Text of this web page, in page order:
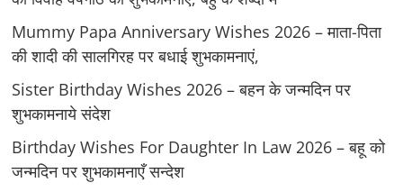
Mummy Papa Anniversary Wishes 2026 – माता-पिता
की शादी की सालगिरह पर बधाई शुभकामनाएं,
Sister Birthday Wishes 2026 – बहन के जन्मदिन पर
शुभकामनाये संदेश
Birthday Wishes For Daughter In Law 2026 – बहू को
जन्मदिन पर शुभकामनाएँ सन्देश